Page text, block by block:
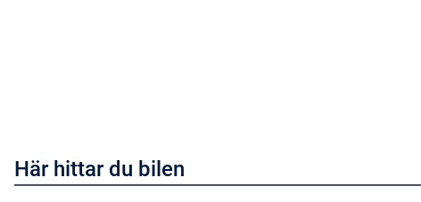
Här hittar du bilen